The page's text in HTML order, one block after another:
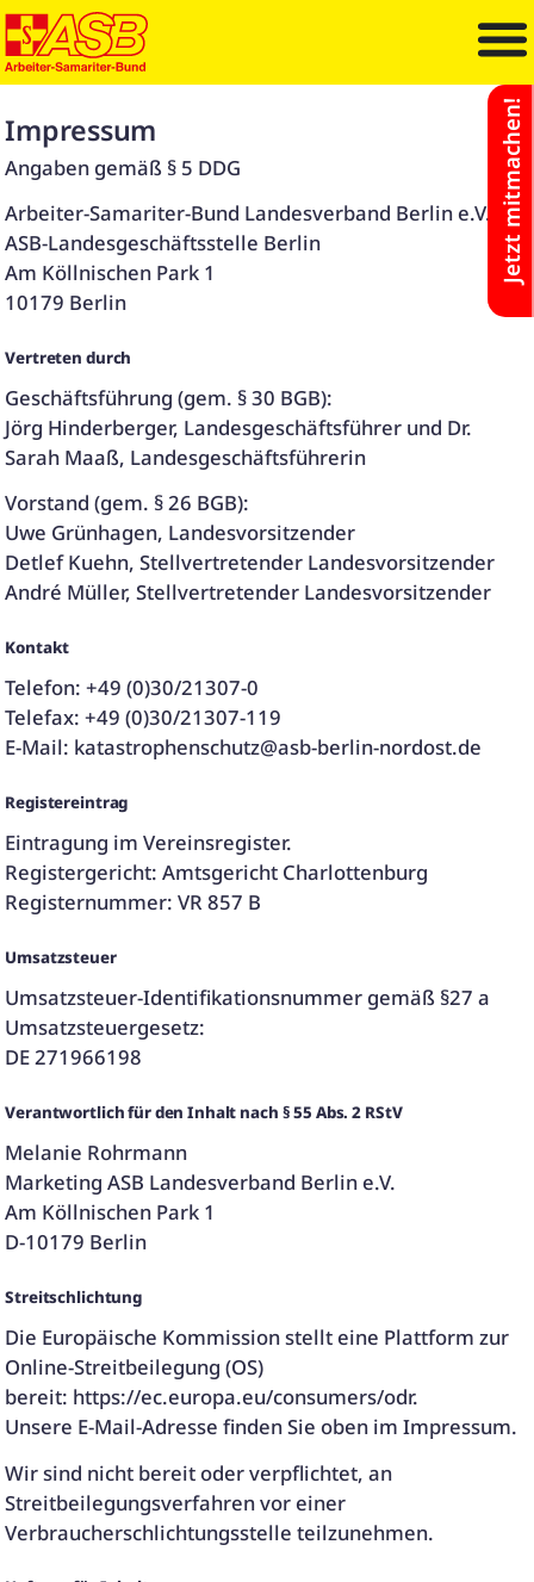
Jetzt mitmachen!
Impressum
Angaben gemäß § 5 DDG
Arbeiter-Samariter-Bund Landesverband Berlin e.V.
ASB-Landesgeschäftsstelle Berlin
Am Köllnischen Park 1
10179 Berlin
Vertreten durch
Geschäftsführung (gem. § 30 BGB):
Jörg Hinderberger, Landesgeschäftsführer und Dr.
Sarah Maaß, Landesgeschäftsführerin
Vorstand (gem. § 26 BGB):
Uwe Grünhagen, Landesvorsitzender
Detlef Kuehn, Stellvertretender Landesvorsitzender
André Müller, Stellvertretender Landesvorsitzender
Kontakt
Telefon: +49 (0)30/21307-0
Telefax: +49 (0)30/21307-119
E-Mail: katastrophenschutz@asb-berlin-nordost.de
Registereintrag
Eintragung im Vereinsregister.
Registergericht: Amtsgericht Charlottenburg
Registernummer: VR 857 B
Umsatzsteuer
Umsatzsteuer-Identifikationsnummer gemäß §27 a
Umsatzsteuergesetz:
DE 271966198
Verantwortlich für den Inhalt nach § 55 Abs. 2 RStV
Melanie Rohrmann
Marketing ASB Landesverband Berlin e.V.
Am Köllnischen Park 1
D-10179 Berlin
Streitschlichtung
Die Europäische Kommission stellt eine Plattform zur
Online-Streitbeilegung (OS)
bereit: https://ec.europa.eu/consumers/odr.
Unsere E-Mail-Adresse finden Sie oben im Impressum.
Wir sind nicht bereit oder verpflichtet, an
Streitbeilegungsverfahren vor einer
Verbraucherschlichtungsstelle teilzunehmen.